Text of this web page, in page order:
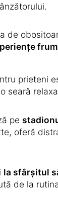
de
prieteni
seară
pe
oferă
la sfârșitul
de la